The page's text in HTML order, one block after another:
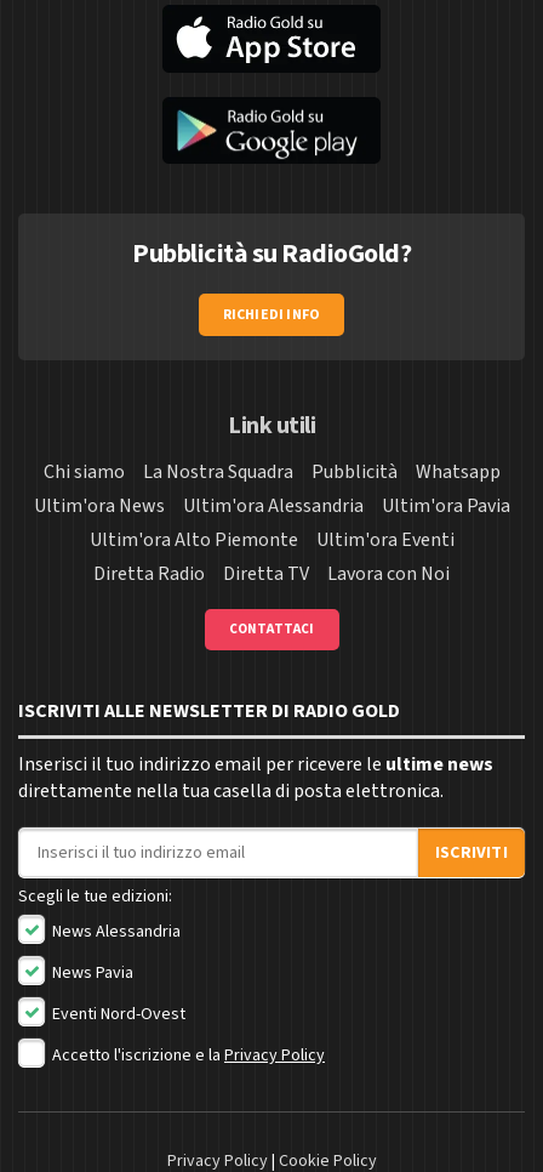
Pubblicità su RadioGold?
RICHIEDI INFO
Link utili
Chi siamo La Nostra Squadra Pubblicità
Whatsapp
Ultim'ora News
Ultim'ora Alessandria
Ultim'ora Pavia
Ultim'ora Alto Piemonte
Ultim'ora Eventi
Diretta Radio
Diretta TV Lavora con Noi
CONTATTACI
ISCRIVITI ALLE NEWSLETTER DI RADIO GOLD
Inserisci il tuo indirizzo email per ricevere le ultime news
direttamente nella tua casella di posta elettronica.
Indirizzo email
ISCRIVITI
Scegli le tue edizioni:
News Alessandria
News Pavia
Eventi Nord-Ovest
Accetto l'iscrizione e la Privacy Policy
Privacy Policy| Cookie Policy